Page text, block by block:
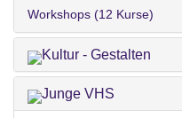
Workshops (12 Kurse)
Kultur - Gestalten
Junge VHS